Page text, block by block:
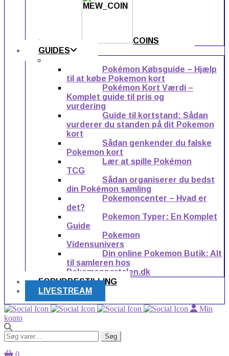
COINS
GUIDES
Pokémon Købsguide – Hjælp
til at købe Pokemon kort
Pokémon Kort Værdi –
Komplet guide til pris og
vurdering
Guide til kortstand: Sådan
vurderer du standen på dit Pokemon
kort
Sådan genkender du falske
Pokemon kort
Lær at spille Pokémon
TCG
Sådan organiserer du bedst
din Pokémon samling
Pokemoncenter – Hvad er
det?
Pokemon Typer: En Komplet
Guide
Pokemon
Vidensunivers
Din online Pokemon Butik: Alt
til samleren hos
Pokemonportalen.dk
FORUDBESTILLING
LIVESTREAM
Min
konto
Søg
efter:
Søg
0